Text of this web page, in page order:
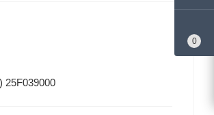
25F039000
0